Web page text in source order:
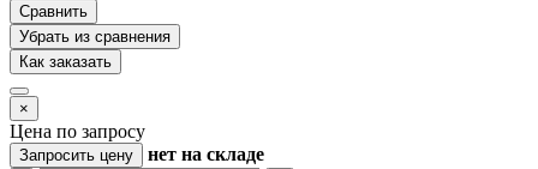
Сравнить
Убрать из сравнения
Как заказать
×
Цена по запросу
Запросить цену нет на складе